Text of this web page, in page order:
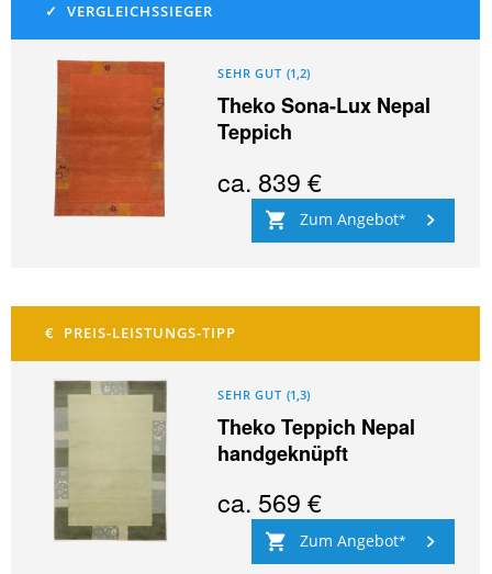
SEHR GUT (1,2)
Theko Sona-Lux Nepal
Teppich
ca. 839 €
Zum Angebot
SEHR GUT (1,3)
Theko Teppich Nepal
handgeknüpft
ca. 569 €
Zum Angebot